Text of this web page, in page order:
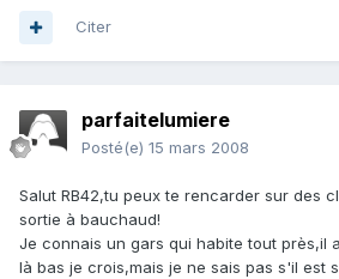
Citer
parfaitelumiere
Posté(e) 15 mars 2008
Salut RB42,tu peux te rencarder sur des
sortie à bauchaud!
Je connais un gars qui habite tout près,il
là bas je crois,mais je ne sais pas s'il est